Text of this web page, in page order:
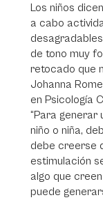
Los niños
a cabo
de tono muy
retocado que
Johanna
en Psicología
“Para generar
niño o niña,
debe creerse
estimulación
algo que
puede